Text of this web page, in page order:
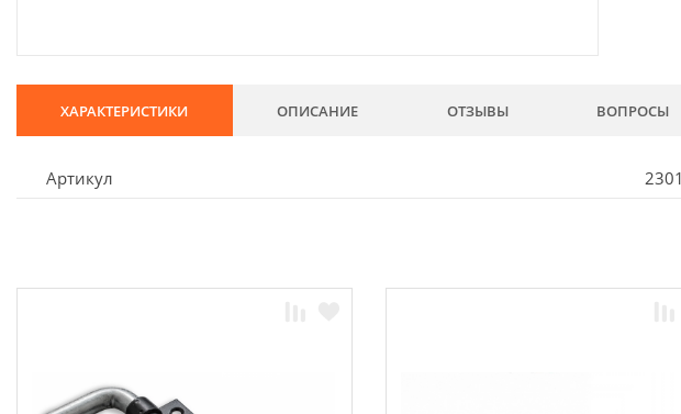
ХАРАКТЕРИСТИКИ ОПИСАНИЕ ОТЗЫВЫ ВОПРОСЫ
Артикул